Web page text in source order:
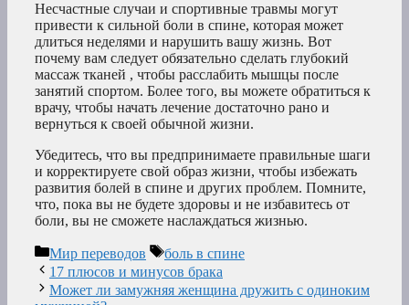
Несчастные случаи и спортивные травмы могут
привести к сильной боли в спине, которая может
длиться неделями и нарушить вашу жизнь. Вот
почему вам следует обязательно сделать глубокий
массаж тканей , чтобы расслабить мышцы после
занятий спортом. Более того, вы можете обратиться к
врачу, чтобы начать лечение достаточно рано и
вернуться к своей обычной жизни.
Убедитесь, что вы предпринимаете правильные шаги
и корректируете свой образ жизни, чтобы избежать
развития болей в спине и других проблем. Помните,
что, пока вы не будете здоровы и не избавитесь от
боли, вы не сможете наслаждаться жизнью.
Рубрики
Мир переводов Метки
боль в спине
17 плюсов и минусов брака
Может ли замужняя женщина дружить с одиноким